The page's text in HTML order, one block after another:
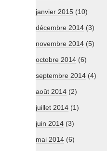
janvier 2015 (10)
décembre 2014 (3)
novembre 2014 (5)
octobre 2014 (6)
septembre 2014 (4)
août 2014 (2)
juillet 2014 (1)
juin 2014 (3)
mai 2014 (6)